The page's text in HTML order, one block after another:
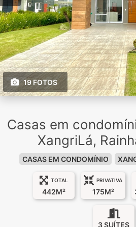
19 FOTOS
Casas em
XangriLá,
CASAS EM CONDOMÍNIO
TOTAL
442M²
PRIVATIVA
175M²
3 SUÍTES